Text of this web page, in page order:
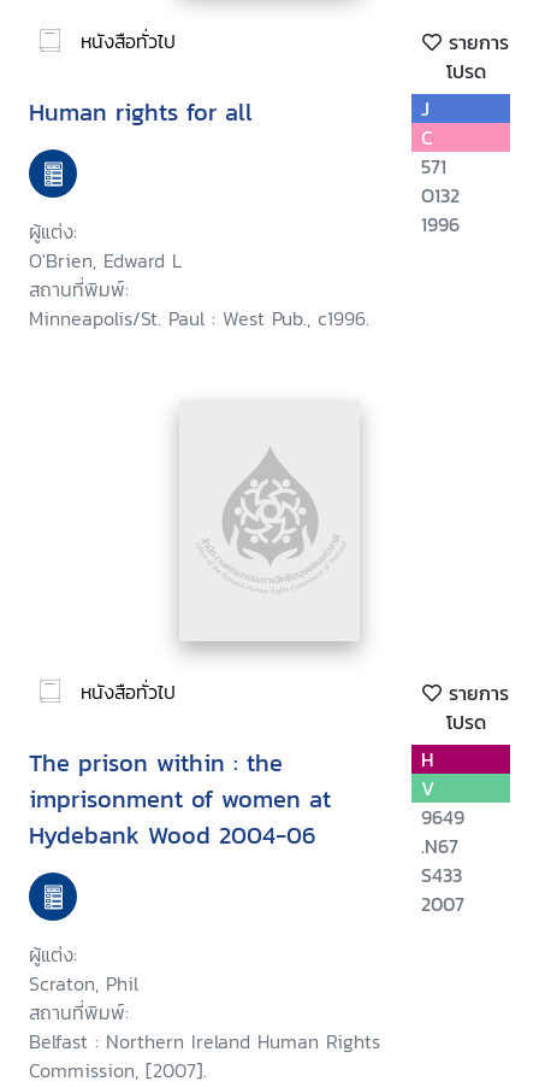
หนังสือทั่วไป
รายการ
โปรด
Human rights for all
ผู้แต่ง:
O'Brien, Edward L
สถานที่พิมพ์:
Minneapolis/St. Paul : West Pub., c1996.
J
C
571
O132
1996
หนังสือทั่วไป
รายการ
โปรด
The prison within : the
imprisonment of women at
Hydebank Wood 2004-06
ผู้แต่ง:
Scraton, Phil
สถานที่พิมพ์:
Belfast : Northern Ireland Human Rights
Commission, [2007].
H
V
9649
.N67
S433
2007